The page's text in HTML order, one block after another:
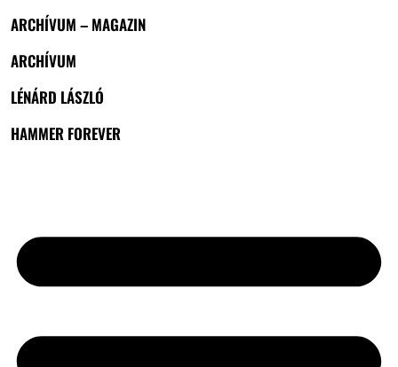
ARCHÍVUM – MAGAZIN
ARCHÍVUM
LÉNÁRD LÁSZLÓ
HAMMER FOREVER